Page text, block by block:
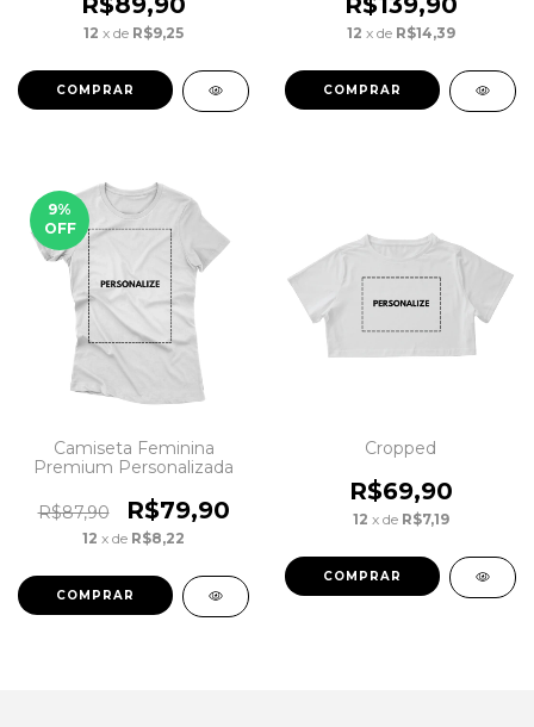
12 x de R$9,25
COMPRAR
12 x de R$14,39
COMPRAR
9%
OFF
Camiseta Feminina
Premium Personalizada
R$87,90 R$79,90
12 x de R$8,22
COMPRAR
Cropped
R$69,90
12 x de R$7,19
COMPRAR